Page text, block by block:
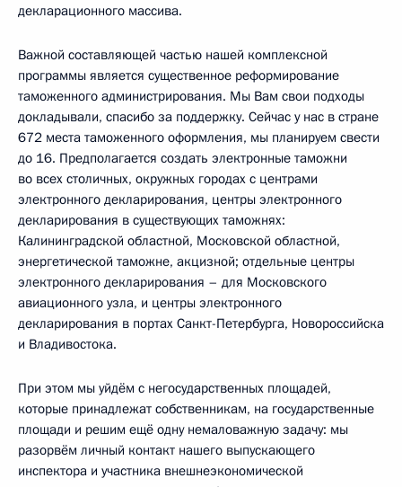
декларационного массива.
Важной составляющей частью нашей комплексной
программы является существенное реформирование
таможенного администрирования. Мы Вам свои подходы
докладывали, спасибо за поддержку. Сейчас у нас в стране
672 места таможенного оформления, мы планируем свести
до 16. Предполагается создать электронные таможни
во всех столичных, окружных городах с центрами
электронного декларирования, центры электронного
декларирования в существующих таможнях:
Калининградской областной, Московской областной,
энергетической таможне, акцизной; отдельные центры
электронного декларирования – для Московского
авиационного узла, и центры электронного
декларирования в портах Санкт-Петербурга, Новороссийска
и Владивостока.
При этом мы уйдём с негосударственных площадей,
которые принадлежат собственникам, на государственные
площади и решим ещё одну немаловажную задачу: мы
разорвём личный контакт нашего выпускающего
инспектора и участника внешнеэкономической